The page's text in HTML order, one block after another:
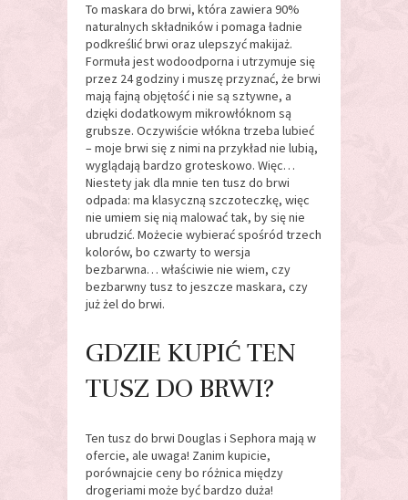
To maskara do brwi, która zawiera 90%
naturalnych składników i pomaga ładnie
podkreślić brwi oraz ulepszyć makijaż.
Formuła jest wodoodporna i utrzymuje się
przez 24 godziny i muszę przyznać, że brwi
mają fajną objętość i nie są sztywne, a
dzięki dodatkowym mikrowłóknom są
grubsze. Oczywiście włókna trzeba lubieć
– moje brwi się z nimi na przykład nie lubią,
wyglądają bardzo groteskowo. Więc…
Niestety jak dla mnie ten tusz do brwi
odpada: ma klasyczną szczoteczkę, więc
nie umiem się nią malować tak, by się nie
ubrudzić. Możecie wybierać spośród trzech
kolorów, bo czwarty to wersja
bezbarwna… właściwie nie wiem, czy
bezbarwny tusz to jeszcze maskara, czy
już żel do brwi.
GDZIE KUPIĆ TEN
TUSZ DO BRWI?
Ten tusz do brwi Douglas i Sephora mają w
ofercie, ale uwaga! Zanim kupicie,
porównajcie ceny bo różnica między
drogeriami może być bardzo duża!